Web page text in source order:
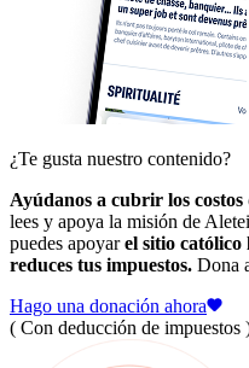
¿Te gusta nuestro contenido?
Ayúdanos a cubrir los
lees y apoya la misión de
puedes apoyarel sitio
reduces tus impuestos. Dona
Hago una donación ahora
( Con deducción de impuestos